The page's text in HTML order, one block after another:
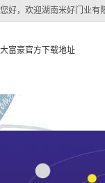
您好，欢迎湖南米好门业有
大富豪官方下载地址